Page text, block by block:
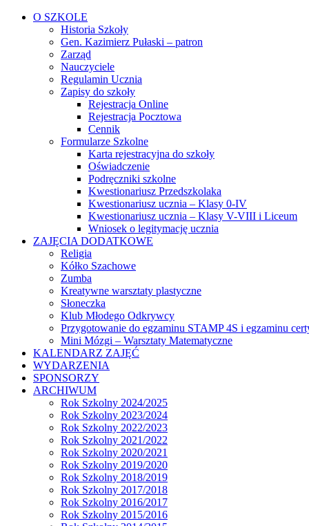
O SZKOLE
Historia Szkoły
Gen. Kazimierz Pułaski – patron
Zarząd
Nauczyciele
Regulamin Ucznia
Zapisy do szkoły
Rejestracja Online
Rejestracja Pocztowa
Cennik
Formularze Szkolne
Karta rejestracyjna do szkoły
Oświadczenie
Podręczniki szkolne
Kwestionariusz Przedszkolaka
Kwestionariusz ucznia – Klasy 0-IV
Kwestionariusz ucznia – Klasy V-VIII i Liceum
Wniosek o legitymację ucznia
ZAJĘCIA DODATKOWE
Religia
Kółko Szachowe
Zumba
Kreatywne warsztaty plastyczne
Słoneczka
Klub Młodego Odkrywcy
Przygotowanie do egzaminu STAMP 4S i egzaminu
Mini Mózgi – Warsztaty Matematyczne
KALENDARZ ZAJĘĆ
WYDARZENIA
SPONSORZY
ARCHIWUM
Rok Szkolny 2024/2025
Rok Szkolny 2023/2024
Rok Szkolny 2022/2023
Rok Szkolny 2021/2022
Rok Szkolny 2020/2021
Rok Szkolny 2019/2020
Rok Szkolny 2018/2019
Rok Szkolny 2017/2018
Rok Szkolny 2016/2017
Rok Szkolny 2015/2016